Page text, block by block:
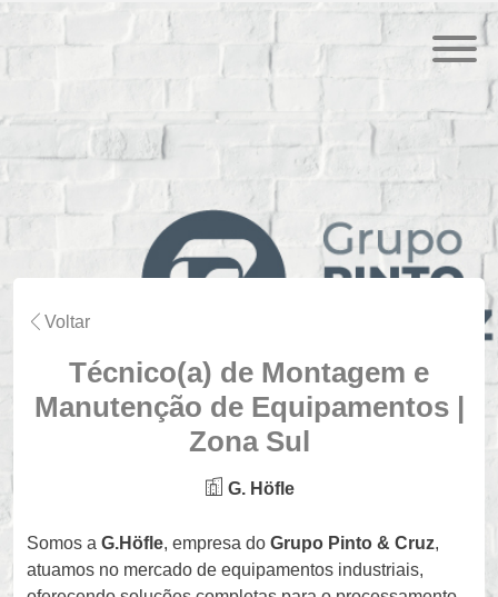
Voltar
Técnico(a) de Montagem e
Manutenção de Equipamentos |
Zona Sul
G. Höfle
Somos a G.Höfle, empresa do Grupo Pinto & Cruz,
atuamos no mercado de equipamentos industriais,